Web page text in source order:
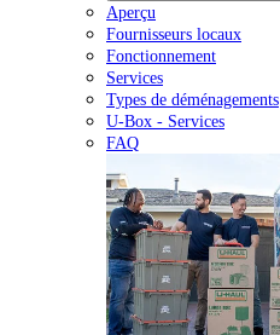
Aperçu
Fournisseurs locaux
Fonctionnement
Services
Types de déménagements
U-Box - Services
FAQ